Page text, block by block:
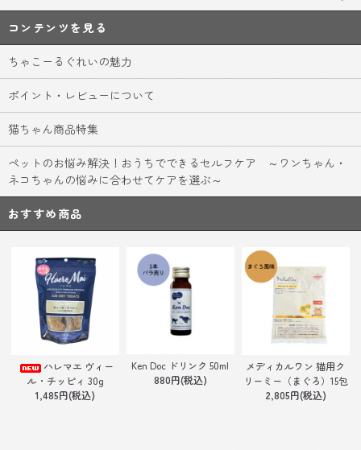
コンテンツを見る
ちゃこーるぐれいの魅力
ポイント・レビューについて
猫ちゃん商品特集
ペットのお悩み解決！おうちでできるセルフケア ～ワンちゃん・
ネコちゃんの悩みに合わせてケアを選ぶ～
おすすめ商品
ハレマエ ヴィー
ル・チッピィ 30g
1,485円(税込)
Ken Doc ドリンク 50ml
880円(税込)
メディカルワン 猫用ク
リーミー（まぐろ）15包
2,805円(税込)